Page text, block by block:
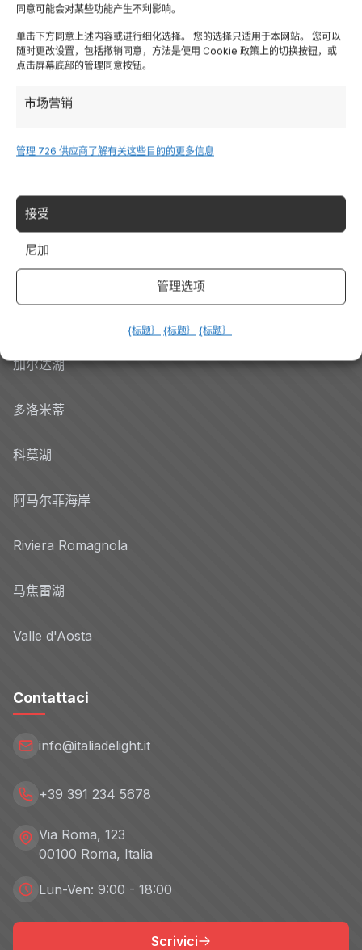
同意可能会对某些功能产生不利影响。
单击下方同意上述内容或进行细化选择。 您的选择只适用于本网站。 您可以
随时更改设置，包括撤销同意，方法是使用 Cookie 政策上的切换按钮，或
点击屏幕底部的管理同意按钮。
市场营销
管理 726 供应商了解有关这些目的的更多信息
接受
尼加
管理选项
{标题｝ {标题｝ {标题｝
Lombardia
特伦蒂诺
撒丁岛
Tutte le Regioni →
加尔达湖
多洛米蒂
科莫湖
阿马尔菲海岸
Riviera Romagnola
马焦雷湖
Valle d'Aosta
Contattaci
info@italiadelight.it
+39 391 234 5678
Via Roma, 123
00100 Roma, Italia
Lun-Ven: 9:00 - 18:00
Scrivici